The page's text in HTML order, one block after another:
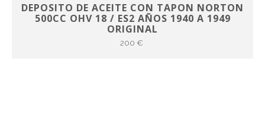
DEPOSITO DE ACEITE CON TAPON NORTON
500CC OHV 18 / ES2 AÑOS 1940 A 1949
ORIGINAL
200 €